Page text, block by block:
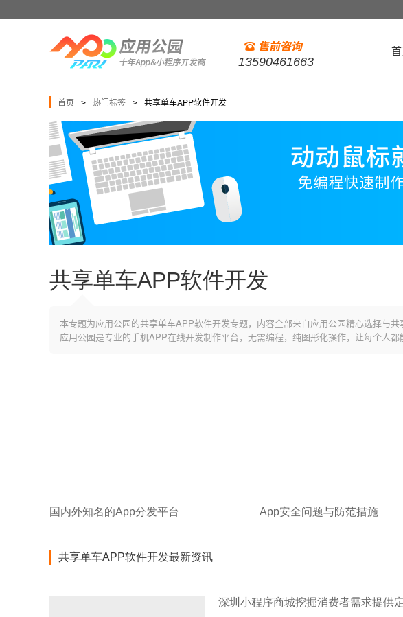
13590461663
首页 > 热门标签 > 共享单车APP软件开发
共享单车APP软件开发
本专题为应用公园的共享单车APP软件开发专题，内容全部来自应用公园精心选择与共
应用公园是专业的手机APP在线开发制作平台，无需编程，纯图形化操作，让每个人都
国内外知名的App分发平台 App安全问题与防范措施
共享单车APP软件开发最新资讯
深圳小程序商城挖掘消费者需求提供